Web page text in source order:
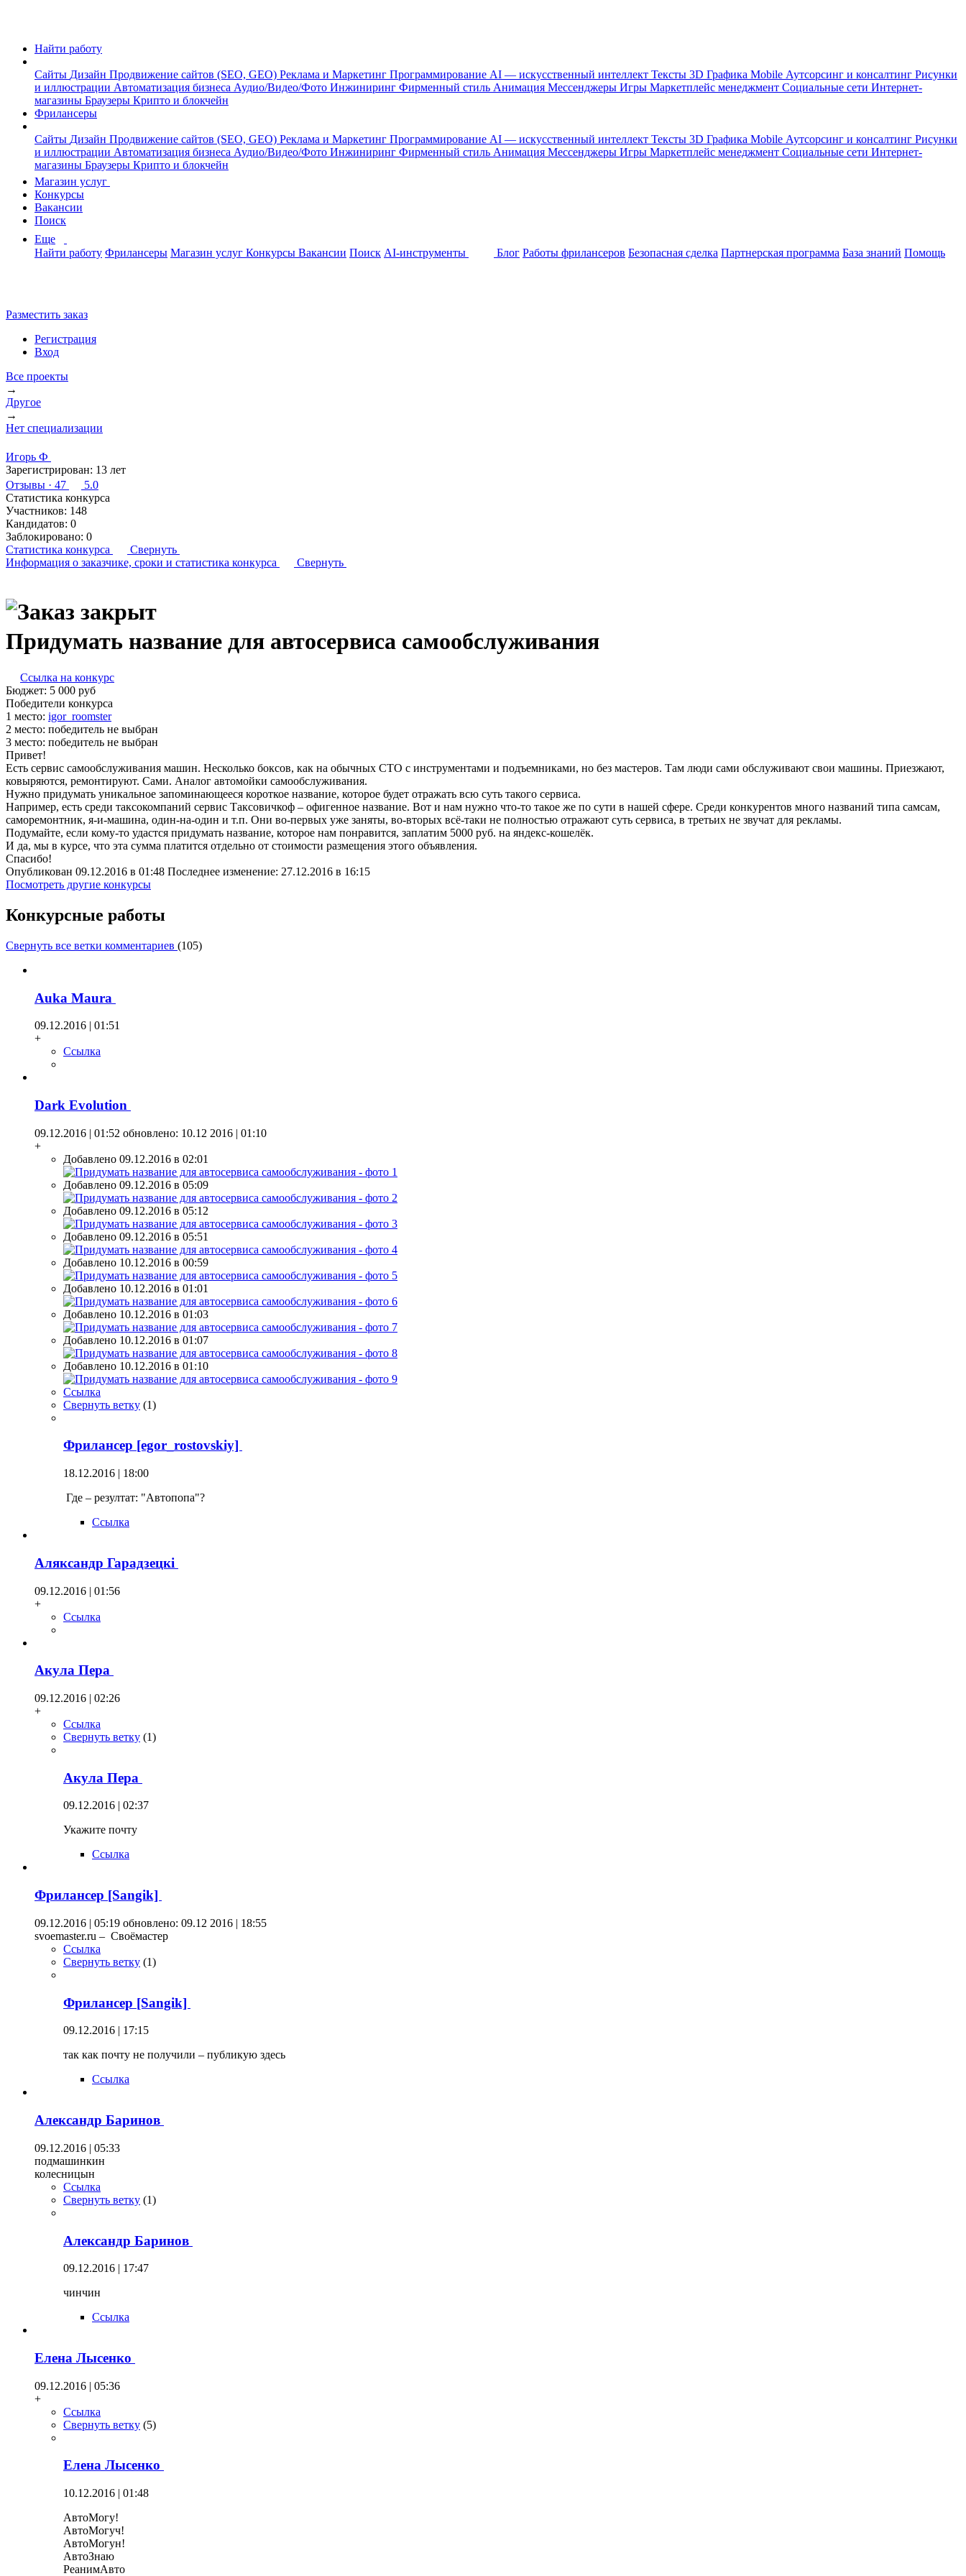
Найти работу
Сайты Дизайн Продвижение сайтов (SEO, GEO) Реклама и Маркетинг Программирование AI — искусственный интеллект Тексты 3D Графика Mobile Аутсорсинг и консалтинг Рисунки
и иллюстрации Автоматизация бизнеса Аудио/Видео/Фото Инжиниринг Фирменный стиль Анимация Мессенджеры Игры Маркетплейс менеджмент Социальные сети Интернет-
магазины Браузеры Крипто и блокчейн
Фрилансеры
Сайты Дизайн Продвижение сайтов (SEO, GEO) Реклама и Маркетинг Программирование AI — искусственный интеллект Тексты 3D Графика Mobile Аутсорсинг и консалтинг Рисунки
и иллюстрации Автоматизация бизнеса Аудио/Видео/Фото Инжиниринг Фирменный стиль Анимация Мессенджеры Игры Маркетплейс менеджмент Социальные сети Интернет-
магазины Браузеры Крипто и блокчейн
Магазин услуг
Конкурсы
Вакансии
Поиск
Еще
Найти работу Фрилансеры Магазин услуг Конкурсы Вакансии Поиск AI-инструменты Блог Работы фрилансеров Безопасная сделка Партнерская программа База знаний Помощь
Разместить заказ
Регистрация
Вход
Все проекты
→
Другое
→
Нет специализации
Игорь Ф
Зарегистрирован: 13 лет
Отзывы · 47
5.0
Статистика конкурса
Участников: 148
Кандидатов: 0
Заблокировано: 0
Статистика конкурса
Свернуть
Информация о заказчике, сроки и статистика конкурса Свернуть
Придумать название для автосервиса самообслуживания
Ссылка на конкурс
Бюджет: 5 000 руб
Победители конкурса
1 место: igor­_ro­om­ster
2 место: победитель не выбран
3 место: победитель не выбран
Привет!
Есть сервис самообслуживания машин. Несколько боксов, как на обычных СТО с инструментами и подъемниками, но без мастеров. Там люди сами обслуживают свои машины. Приезжают,
ковыряются, ремонтируют. Сами. Аналог автомойки самообслуживания.
Нужно придумать уникальное запоминающееся короткое название, которое будет отражать всю суть такого сервиса.
Например, есть среди таксокомпаний сервис Таксовичкоф – офигенное название. Вот и нам нужно что-то такое же по сути в нашей сфере. Среди конкурентов много названий типа самсам,
саморемонтник, я-и-машина, один-на-один и т.п. Они во-первых уже заняты, во-вторых всё-таки не полностью отражают суть сервиса, в третьих не звучат для рекламы.
Подумайте, если кому-то удастся придумать название, которое нам понравится, заплатим 5000 руб. на яндекс-кошелёк.
И да, мы в курсе, что эта сумма платится отдельно от стоимости размещения этого объявления.
Спасибо!
Опубликован 09.12.2016 в 01:48 Последнее изменение: 27.12.2016 в 16:15
Посмотреть другие конкурсы
Конкурсные работы
Свернуть все ветки комментариев (105)
Auka Maura
09.12.2016 | 01:51
+
Ссылка
Dark Evolution
09.12.2016 | 01:52 обновлено: 10.12 2016 | 01:10
+
Добавлено 09.12.2016 в 02:01
Добавлено 09.12.2016 в 05:09
Добавлено 09.12.2016 в 05:12
Добавлено 09.12.2016 в 05:51
Добавлено 10.12.2016 в 00:59
Добавлено 10.12.2016 в 01:01
Добавлено 10.12.2016 в 01:03
Добавлено 10.12.2016 в 01:07
Добавлено 10.12.2016 в 01:10
Ссылка
Свернуть ветку (1)
Фрилансер [egor_rostovskiy]
18.12.2016 | 18:00
Где – резултат: "Автопопа"?
Ссылка
Аляксандр Гарадзецкi
09.12.2016 | 01:56
+
Ссылка
Акула Пера
09.12.2016 | 02:26
+
Ссылка
Свернуть ветку (1)
Акула Пера
09.12.2016 | 02:37
Укажите почту
Ссылка
Фрилансер [Sangik]
09.12.2016 | 05:19 обновлено: 09.12 2016 | 18:55
svoemaster.ru – Своёмастер
Ссылка
Свернуть ветку (1)
Фрилансер [Sangik]
09.12.2016 | 17:15
так как почту не получили – публикую здесь
Ссылка
Александр Баринов
09.12.2016 | 05:33
подмашинкин
колесницын
Ссылка
Свернуть ветку (1)
Александр Баринов
09.12.2016 | 17:47
чинчин
Ссылка
Елена Лысенко
09.12.2016 | 05:36
+
Ссылка
Свернуть ветку (5)
Елена Лысенко
10.12.2016 | 01:48
АвтоМогу!
АвтоМогуч!
АвтоМогун!
АвтоЗнаю
РеанимАвто